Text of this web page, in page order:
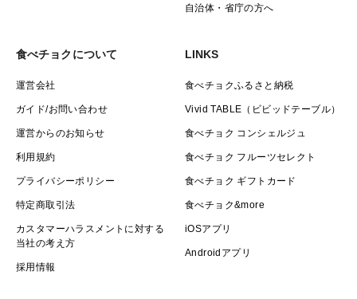
＊その他、発送日の翌日にお届け出来ない離島
【重要】【配達日ご指定時間について（必ず確実にご在
宅のお時間をご指定下さい）】
・県内外全て翌日に到着
自治体・省庁の方へ
食べチョクについて
運営会社
ガイド/お問い合わせ
運営からのお知らせ
利用規約
プライバシーポリシー
特定商取引法
カスタマーハラスメントに対する
当社の考え方
採用情報
LINKS
食べチョクふるさと納税
Vivid TABLE（ビビッドテーブル）
食べチョク コンシェルジュ
食べチョク フルーツセレクト
食べチョク ギフトカード
食べチョク&more
iOSアプリ
Androidアプリ